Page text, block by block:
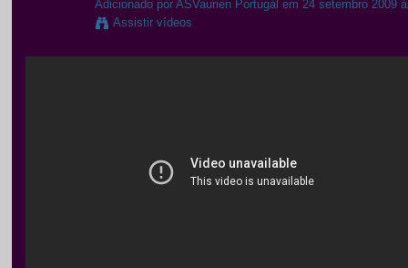
Adicionado por ASVaurien Portugal em 24 setembro 2009
Assistir vídeos